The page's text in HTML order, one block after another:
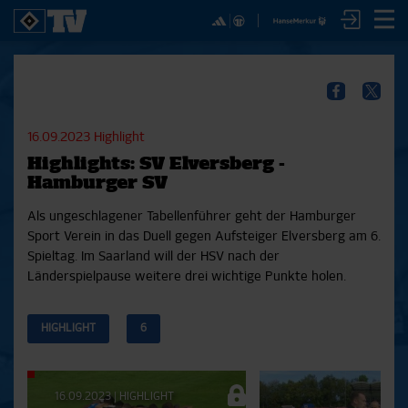
2. Bundesliga 18/19
Bundesliga 17/18
Bundesliga 16/17
Pokal- und Testspiele
Testspiele
Reportagen
Interviews
Reportagen
Bunte HSV-Welt
Verein
HSVTV-ABO!
Mit dem HSVtv-Abo hast Du vollen Zugriff auf über
in voller Länge, sowie Spielzusammenfassungen,
exklusive Interviews, Pressekonferenzen und vieles
mehr.
JETZT ZUM ABO
16.09.2023 Highlight
Highlights: SV Elversberg -
Hamburger SV
Als ungeschlagener Tabellenführer geht der Hamburger
Sport Verein in das Duell gegen Aufsteiger Elversberg am 6.
Spieltag. Im Saarland will der HSV nach der
Länderspielpause weitere drei wichtige Punkte holen.
HIGHLIGHT 6
Aktuelle
16.09.2023 HIGHLIGHT